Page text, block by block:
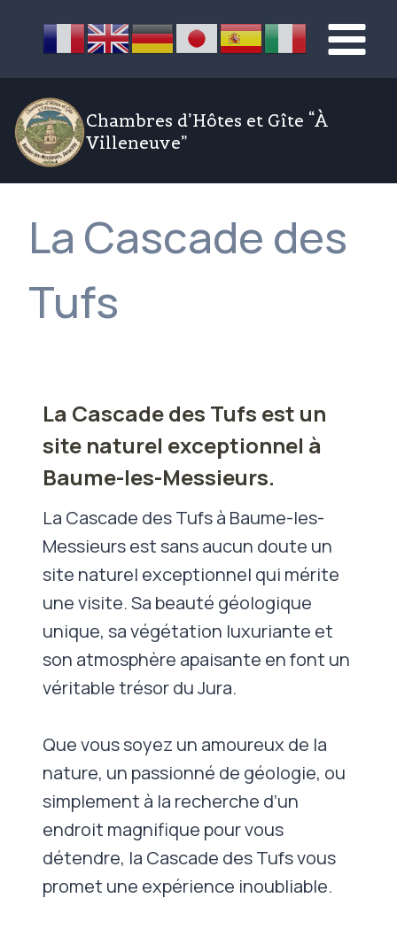
Chambres d’Hôtes et Gîte “À
Villeneuve”
La Cascade des
Tufs
La Cascade des Tufs est un
site naturel exceptionnel à
Baume-les-Messieurs.
La Cascade des Tufs à Baume-les-
Messieurs est sans aucun doute un
site naturel exceptionnel qui mérite
une visite. Sa beauté géologique
unique, sa végétation luxuriante et
son atmosphère apaisante en font un
véritable trésor du Jura.
Que vous soyez un amoureux de la
nature, un passionné de géologie, ou
simplement à la recherche d’un
endroit magnifique pour vous
détendre, la Cascade des Tufs vous
promet une expérience inoubliable.